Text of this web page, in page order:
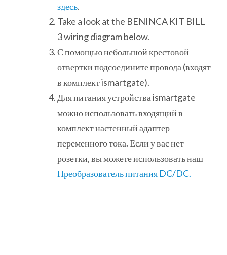
здесь.
Take a look at the BENINCA KIT BILL
3 wiring diagram below.
С помощью небольшой крестовой
отвертки подсоедините провода (входят
в комплект ismartgate).
Для питания устройства ismartgate
можно использовать входящий в
комплект настенный адаптер
переменного тока. Если у вас нет
розетки, вы можете использовать наш
Преобразователь питания DC/DC.